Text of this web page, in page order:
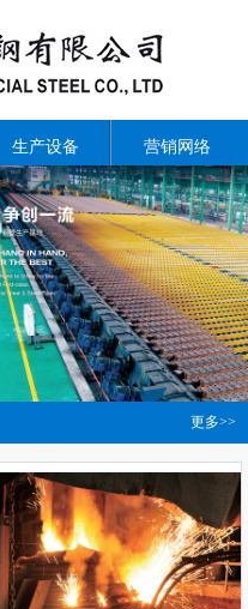
生产设备 营销网络
更多>>